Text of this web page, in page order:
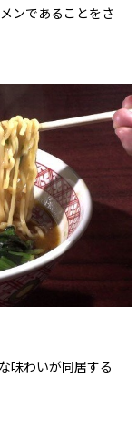
ンであることをさ
味わいが同居する